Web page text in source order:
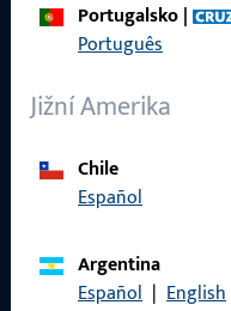
Portugalsko|
Português
Jižní Amerika
Chile
Español
Argentina
Español | English